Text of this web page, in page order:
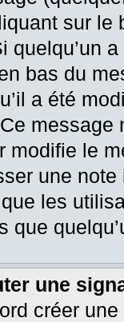
sur le
quelqu’un
bas du
a été
message
modifie le
une
les
que
une
créer